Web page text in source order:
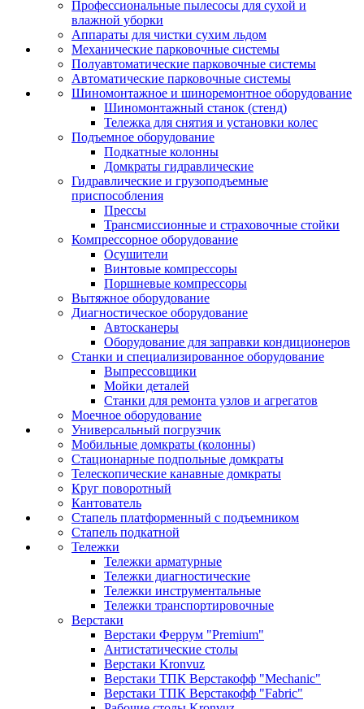
Профессиональные пылесосы для сухой и
влажной уборки
Аппараты для чистки сухим льдом
Механические парковочные системы
Полуавтоматические парковочные системы
Автоматические парковочные системы
Шиномонтажное и шиноремонтное оборудование
Шиномонтажный станок (стенд)
Тележка для снятия и установки колес
Подъемное оборудование
Подкатные колонны
Домкраты гидравлические
Гидравлические и грузоподъемные
приспособления
Прессы
Трансмиссионные и страховочные стойки
Компрессорное оборудование
Осушители
Винтовые компрессоры
Поршневые компрессоры
Вытяжное оборудование
Диагностическое оборудование
Автосканеры
Оборудование для заправки кондиционеров
Станки и специализированное оборудование
Выпрессовщики
Мойки деталей
Станки для ремонта узлов и агрегатов
Моечное оборудование
Универсальный погрузчик
Мобильные домкраты (колонны)
Стационарные подпольные домкраты
Телескопические канавные домкраты
Круг поворотный
Кантователь
Стапель платформенный с подъемником
Стапель подкатной
Тележки
Тележки арматурные
Тележки диагностические
Тележки инструментальные
Тележки транспортировочные
Верстаки
Верстаки Феррум "Premium"
Антистатические столы
Верстаки Kronvuz
Верстаки ТПК Верстакофф "Mechanic"
Верстаки ТПК Верстакофф "Fabric"